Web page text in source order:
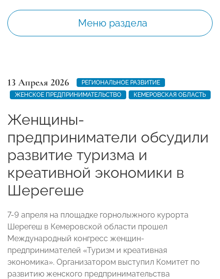
Меню раздела
13 Апреля 2026
РЕГИОНАЛЬНОЕ РАЗВИТИЕ
ЖЕНСКОЕ ПРЕДПРИНИМАТЕЛЬСТВО
КЕМЕРОВСКАЯ ОБЛАСТЬ
Женщины-
предприниматели обсудили
развитие туризма и
креативной экономики в
Шерегеше
7-9 апреля на площадке горнолыжного курорта
Шерегеш в Кемеровской области прошел
Международный конгресс женщин-
предпринимателей «Туризм и креативная
экономика». Организатором выступил Комитет по
развитию женского предпринимательства